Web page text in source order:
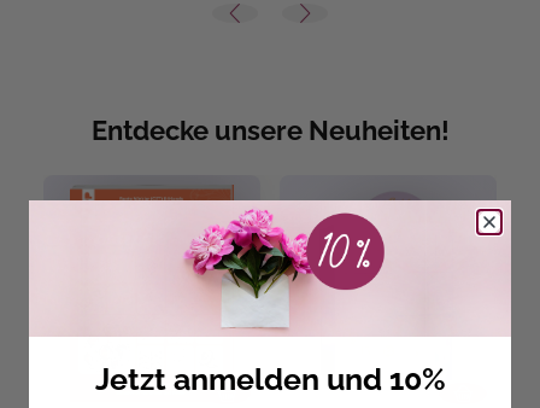
Entdecke unsere Neuheiten!
Jetzt anmelden und 10%